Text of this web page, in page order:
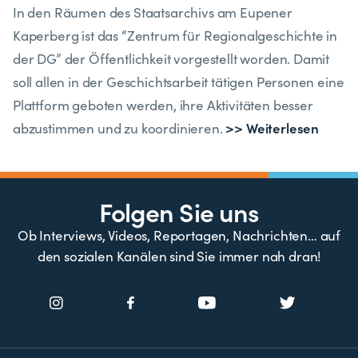
In den Räumen des Staatsarchivs am Eupener
Kaperberg ist das “Zentrum für Regionalgeschichte in
der DG” der Öffentlichkeit vorgestellt worden. Damit
soll allen in der Geschichtsarbeit tätigen Personen eine
Plattform geboten werden, ihre Aktivitäten besser
abzustimmen und zu koordinieren. >> Weiterlesen
Folgen Sie uns
Ob Interviews, Videos, Reportagen, Nachrichten… auf
den sozialen Kanälen sind Sie immer nah dran!